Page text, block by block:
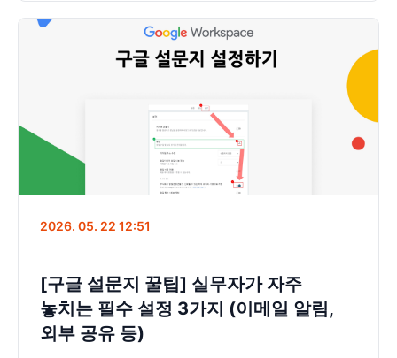
드립니다. 안전한 사내 보안 환경을 구축해 보세요.
2026. 05. 22 12:51
[구글 설문지 꿀팁] 실무자가 자주
놓치는 필수 설정 3가지 (이메일 알림,
외부 공유 등)